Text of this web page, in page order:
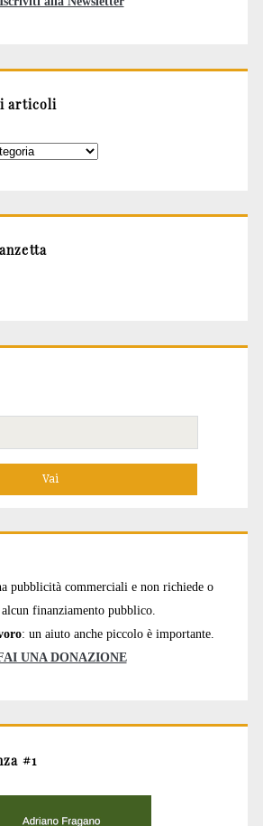
articoli
pubblicità commerciali e non richiede o
finanziamento pubblico.
: un aiuto anche piccolo è importante.
UNA DONAZIONE
#1